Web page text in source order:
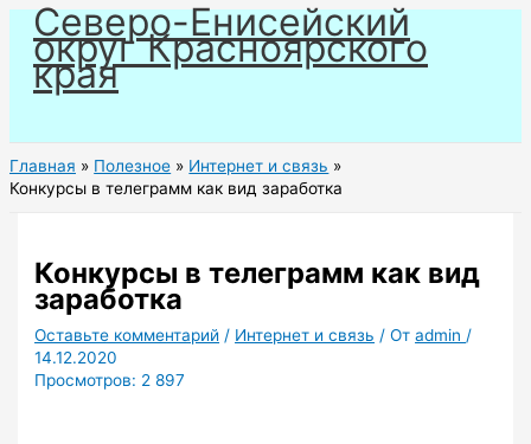
Перейти
содержимому
Северо-Енисейский
округ Красноярского
края
Главная Полезное
Интернет и связь
Конкурсы в телеграмм как вид заработка
Конкурсы в телеграмм как вид
заработка
Оставьте комментарий / Интернет и связь / Отadmin /
14.12.2020
Просмотров: 2 897